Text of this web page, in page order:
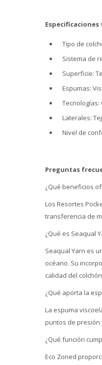
Especificaciones
Tipo de
Sistema de
Superficie:
Espumas:
Tecnologías:
Laterales:
Nivel de
Preguntas
¿Qué beneficios
Los Resortes
transferencia de
¿Qué es Seaqual
Seaqual Yarn es
océano. Su
calidad del
¿Qué aporta la
La espuma
puntos de presión
¿Qué función
Eco Zoned